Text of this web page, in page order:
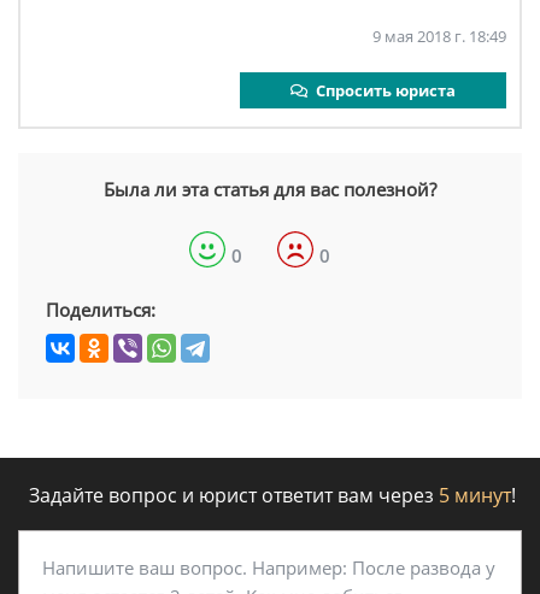
9 мая 2018 г. 18:49
Спросить юриста
Была ли эта статья для вас полезной?
0 0
Поделиться:
Задайте вопрос и юрист ответит вам через 5 минут!